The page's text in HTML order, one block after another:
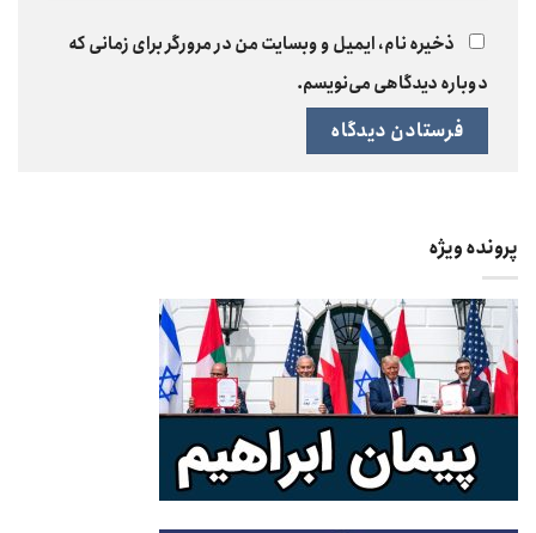
ذخیره نام، ایمیل و وبسایت من در مرورگر برای زمانی که
دوباره دیدگاهی می‌نویسم.
پرونده ویژه